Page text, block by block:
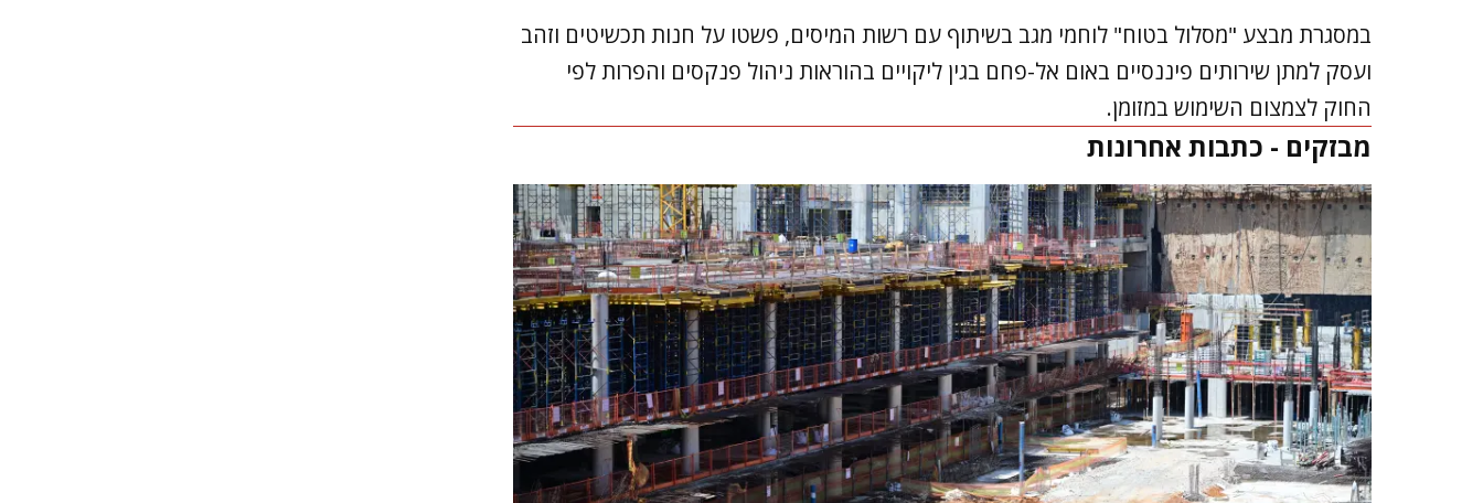
במסגרת מבצע "מסלול בטוח" לוחמי מגב בשיתוף עם רשות המיסים, פשטו על חנות תכשיטים וזהב
ועסק למתן שירותים פיננסיים באום אל-פחם בגין ליקויים בהוראות ניהול פנקסים והפרות לפי
החוק לצמצום השימוש במזומן.
מבזקים - כתבות אחרונות